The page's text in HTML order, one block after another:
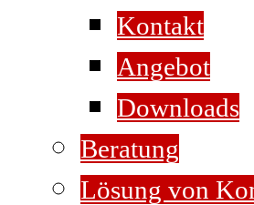
Kontakt
Angebot
Downloads
Beratung
Lösung von